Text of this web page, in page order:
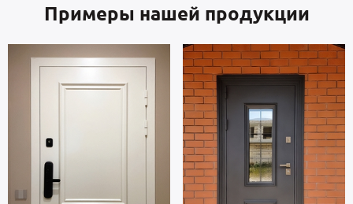
Примеры нашей продукции